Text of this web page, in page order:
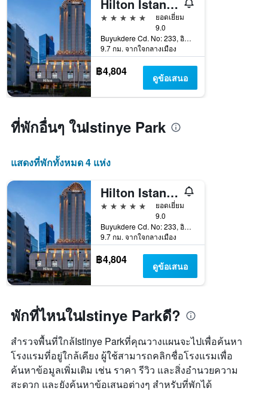
Hilton Istanbul Maslak
5 ดาว
ยอดเยี่ยม
9.0
Buyukdere Cd. No: 233, อิสตันบูล, ตุรเคีย
9.7 กม. จากใจกลางเมือง
฿4,804 ดูข้อเสนอ
ที่พักอื่นๆ ในIstinye Park
แสดงที่พักทั้งหมด 4 แห่ง
Hilton Istanbul Maslak
5 ดาว
ยอดเยี่ยม
9.0
Buyukdere Cd. No: 233, อิสตันบูล, ตุรเคีย
9.7 กม. จากใจกลางเมือง
฿4,804 ดูข้อเสนอ
พักที่ไหนในIstinye Parkดี?
สำรวจพื้นที่ใกล้Istinye Parkที่คุณวางแผนจะไปเพื่อค้นหา
โรงแรมที่อยู่ใกล้เคียง ผู้ใช้สามารถคลิกชื่อโรงแรมเพื่อ
ค้นหาข้อมูลเพิ่มเติม เช่น ราคา รีวิว และสิ่งอำนวยความ
สะดวก และยังค้นหาข้อเสนอต่างๆ สำหรับที่พักได้